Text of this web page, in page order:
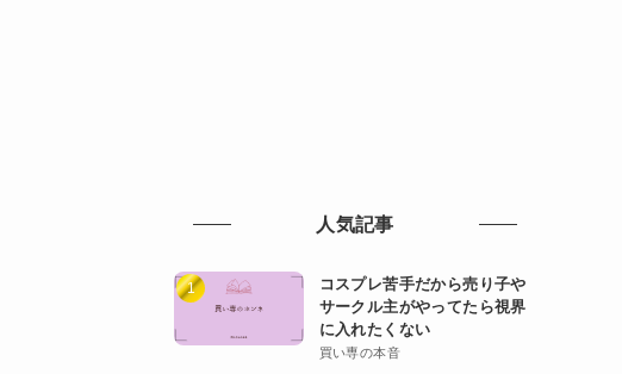
人気記事
コスプレ苦手だから売り子や
サークル主がやってたら視界
に入れたくない
買い専の本音